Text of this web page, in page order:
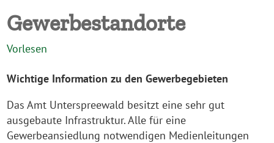
Gewerbestandorte
Vorlesen
Wichtige Information zu den Gewerbegebieten
Das Amt Unterspreewald besitzt eine sehr gut
ausgebaute Infrastruktur. Alle für eine
Gewerbeansiedlung notwendigen Medienleitungen